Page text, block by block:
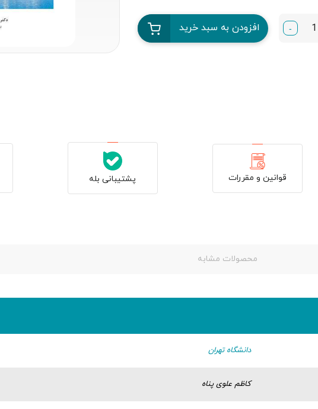
- افزودن به سبد خرید
قوانین و مقررات پشتیبانی بله
محصولات مشابه
دانشگاه تهران
کاظم علوی پناه